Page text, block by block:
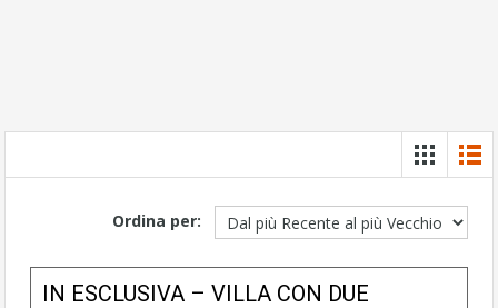
Ordina per:
IN ESCLUSIVA – VILLA CON DUE